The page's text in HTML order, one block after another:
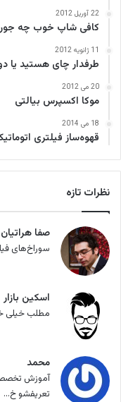
22 آوریل 2012
کافی‌ شاپ خوب چه
11 ژانویه 2012
طرفدار چای هستید یا
20 می 2012
موکا اکسپرس بیالتی
18 می 2014
قهوه‌ساز فیلتری
نظرات تازه
صفا هراتیان
سوراخ‌های
اسکین بازار
مطلب خیلی
محمد
آموزش
تعریفشو خ...